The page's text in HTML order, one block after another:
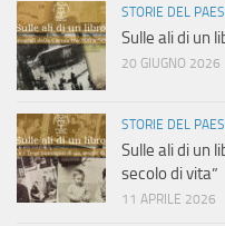
STORIE DEL
Sulle ali di un
20 GIUGNO 2026
STORIE DEL
Sulle ali di un
secolo di vita”
11 APRILE 2026